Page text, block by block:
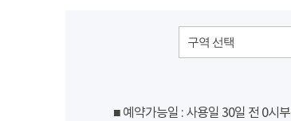
구역 선택
■ 예약가능일 : 사용일 30일 전 0시